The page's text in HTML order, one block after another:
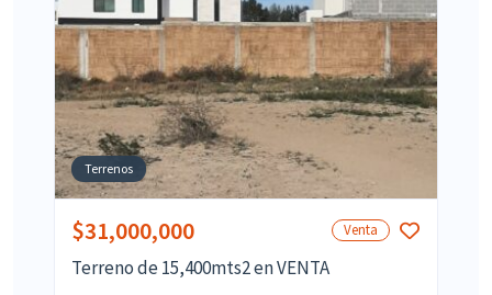
Terrenos
$31,000,000 Venta
Terreno de 15,400mts2 en VENTA